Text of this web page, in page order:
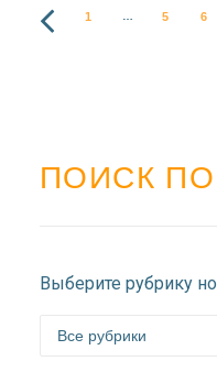
1 … 5 6
ПОИСК
Выберите рубрику